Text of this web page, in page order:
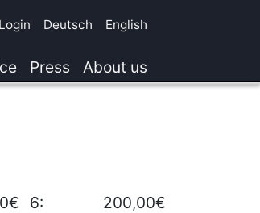
Login Deutsch English
Press About us
6:
200,00€